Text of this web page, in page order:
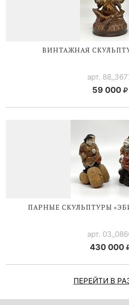
ВИНТАЖНАЯ
арт.
59 000
ПАРНЫЕ СКУЛЬПТУРЫ
арт.
430 000
ПЕРЕЙТИ В